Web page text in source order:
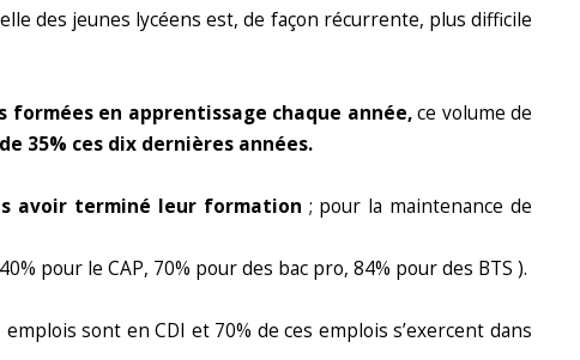
des jeunes lycéens est, de façon récurrente, plus difficile
formées en apprentissage chaque année,ce volume de
35% ces dix dernières années.
avoir terminé leur formation ; pour la maintenance de
pour le CAP, 70% pour des bac pro, 84% pour des BTS ).
emplois sont en CDI et 70% de ces emplois s’exercent dans